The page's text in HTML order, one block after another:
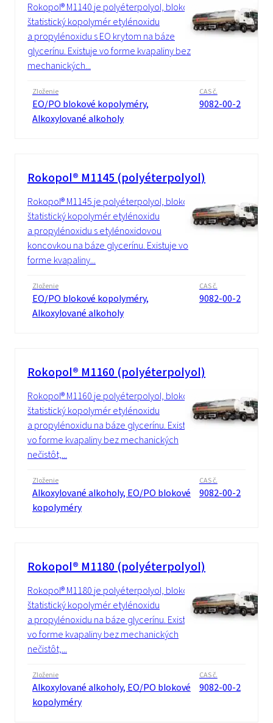
Rokopol® M1140 je polyéterpolyol, blokový/
štatistický kopolymér etylénoxidu
a propylénoxidu s EO krytom na báze
glycerínu. Existuje vo forme kvapaliny bez
mechanických...
Zloženie
EO/PO blokové kopolyméry,
Alkoxylované alkoholy
CAS č.
9082-00-2
Rokopol® M1145 (polyéterpolyol)
Rokopol® M1145 je polyéterpolyol, blokový/
štatistický kopolymér etylénoxidu
a propylénoxidu s etylénoxidovou
koncovkou na báze glycerínu. Existuje vo
forme kvapaliny...
Zloženie
EO/PO blokové kopolyméry,
Alkoxylované alkoholy
CAS č.
9082-00-2
Rokopol® M1160 (polyéterpolyol)
Rokopol® M1160 je polyéterpolyol, blokový/
štatistický kopolymér etylénoxidu
a propylénoxidu na báze glycerínu. Existuje
vo forme kvapaliny bez mechanických
nečistôt,...
Zloženie
Alkoxylované alkoholy, EO/PO blokové
kopolyméry
CAS č.
9082-00-2
Rokopol® M1180 (polyéterpolyol)
Rokopol® M1180 je polyéterpolyol, blokový/
štatistický kopolymér etylénoxidu
a propylénoxidu na báze glycerínu. Existuje
vo forme kvapaliny bez mechanických
nečistôt,...
Zloženie
Alkoxylované alkoholy, EO/PO blokové
kopolyméry
CAS č.
9082-00-2